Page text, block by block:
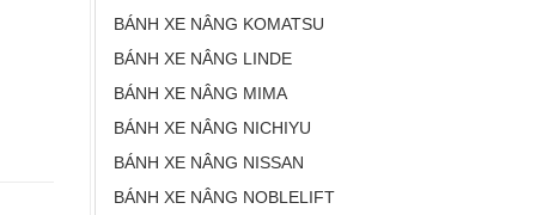
BÁNH XE NÂNG KOMATSU
BÁNH XE NÂNG LINDE
BÁNH XE NÂNG MIMA
BÁNH XE NÂNG NICHIYU
BÁNH XE NÂNG NISSAN
BÁNH XE NÂNG NOBLELIFT